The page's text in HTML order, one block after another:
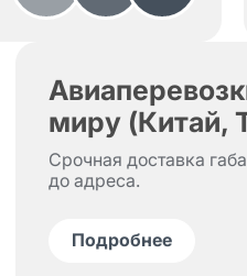
миру (Китай,
Срочная доставка
до адреса.
Подробнее